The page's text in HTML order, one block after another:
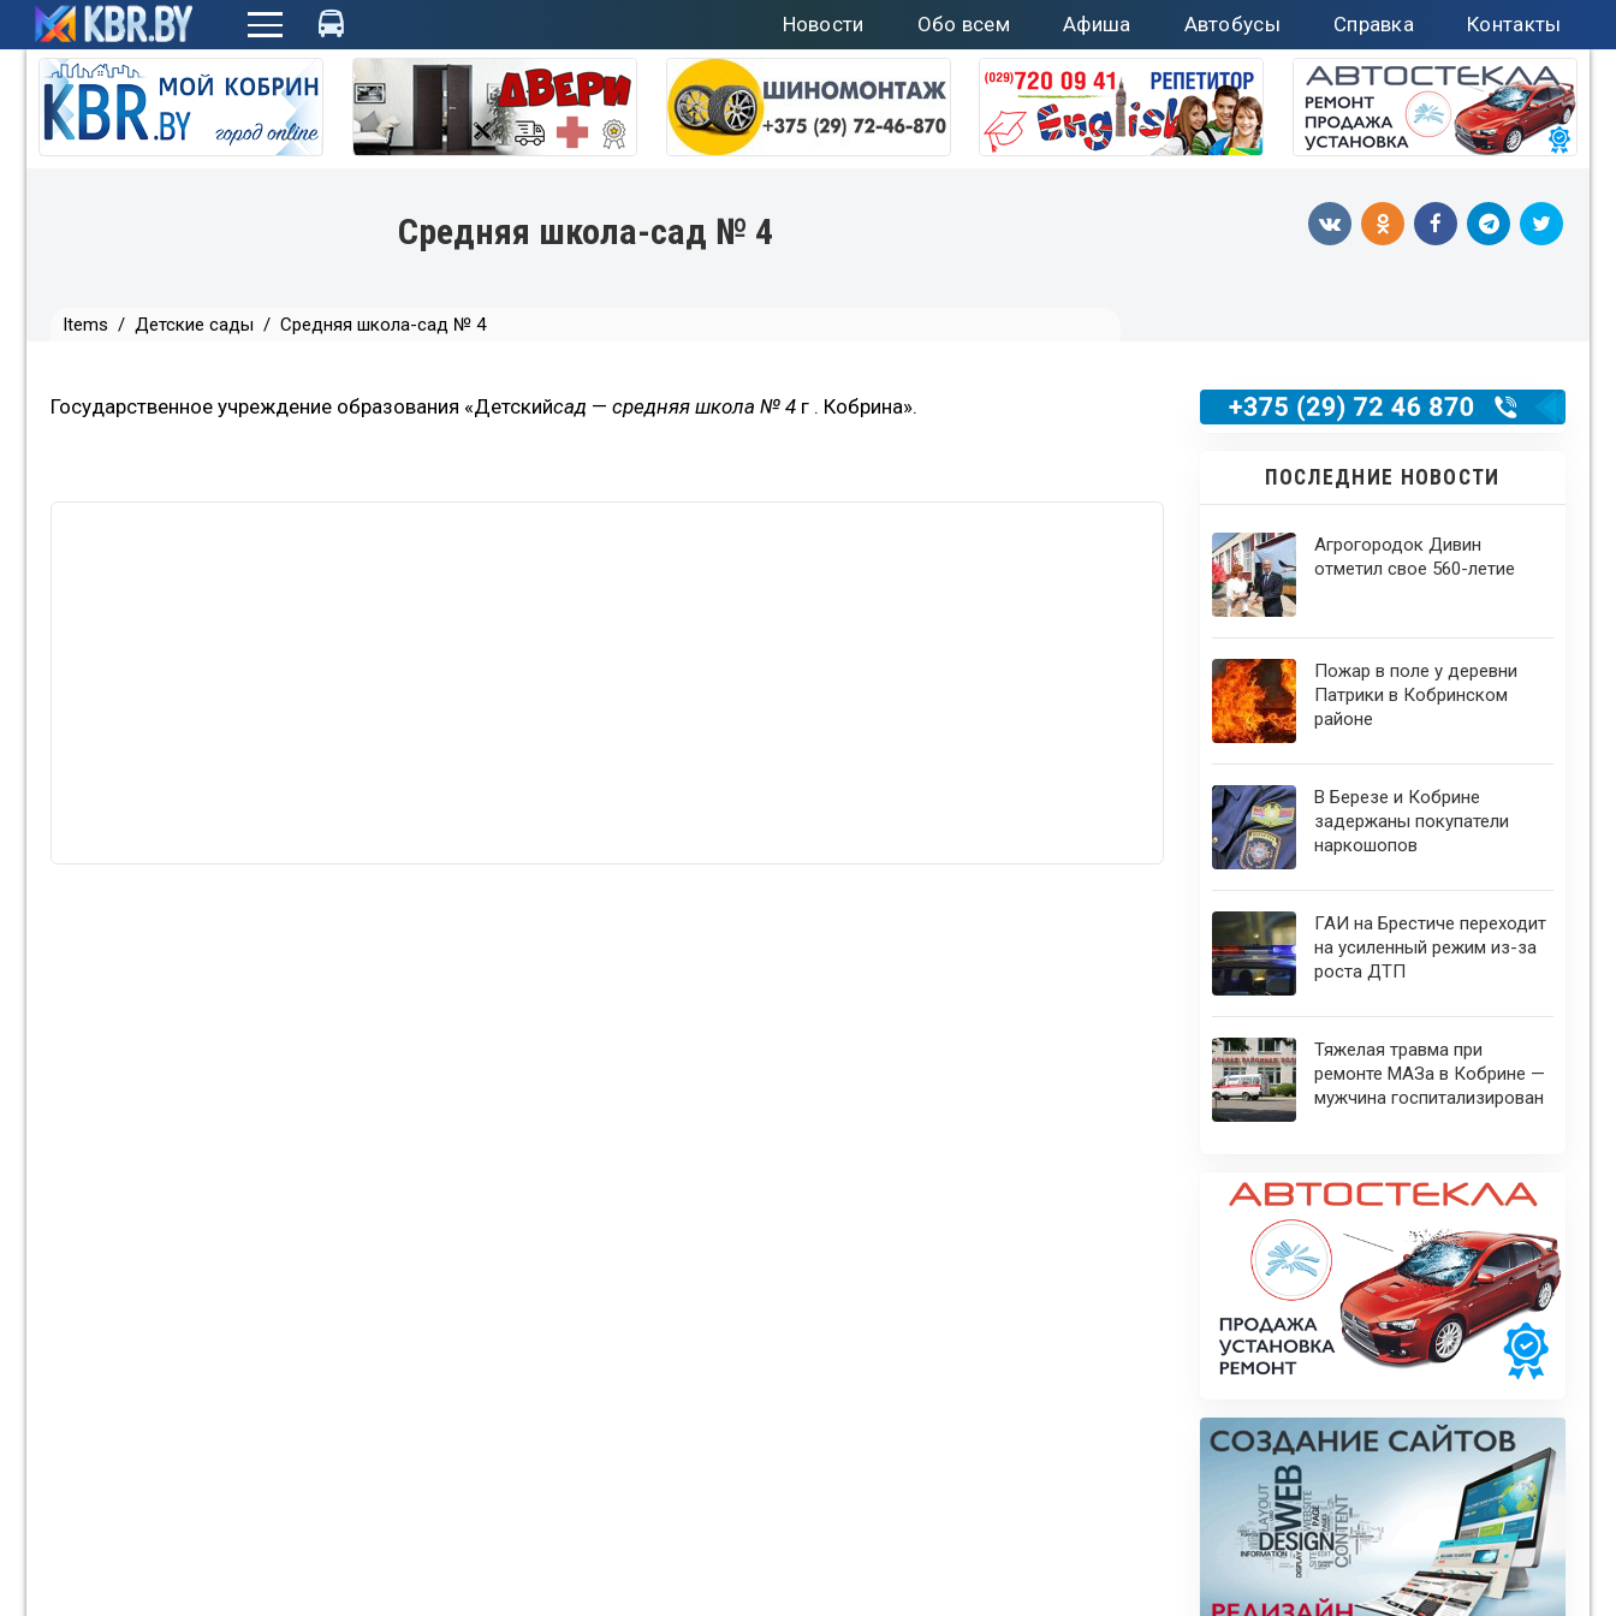
Новости Обо всем Афиша Автобусы Справка Контакты
Средняя школа-сад № 4
Items / Детские сады / Средняя школа-сад № 4
Государственное учреждение образования «Детскийсад — средняя школа № 4 г . Кобрина».
ПОСЛЕДНИЕ НОВОСТИ
Агрогородок Дивин
отметил свое 560-летие
Пожар в поле у деревни
Патрики в Кобринском
районе
В Березе и Кобрине
задержаны покупатели
наркошопов
ГАИ на Брестиче переходит
на усиленный режим из-за
роста ДТП
Тяжелая травма при
ремонте МАЗа в Кобрине —
мужчина госпитализирован